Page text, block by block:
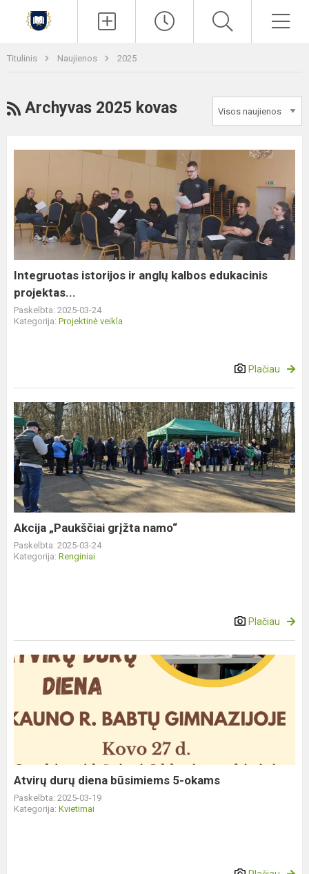
Titulinis Naujienos 2025
RSS
Archyvas 2025 kovas
anglų
kalbos
edukacinis
Integruotas istorijos ir anglų kalbos edukacinis
projektas...
Paskelbta: 2025-03-24
Kategorija: Projektinė veikla
Plačiau
Akcija
„Paukščiai
grįžta
namo“
Akcija „Paukščiai grįžta namo“
Paskelbta: 2025-03-24
Kategorija: Renginiai
Plačiau
Atvirų
būsimiems
5-
Atvirų durų diena būsimiems 5-okams
Paskelbta: 2025-03-19
Kategorija: Kvietimai